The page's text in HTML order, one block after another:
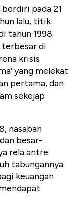
berdiri pada 21
lalu, titik
tahun 1998.
terbesar di
krisis
yang melekat
pertama, dan
sekejap
nasabah
besar-
rela antre
tabungannya.
keuangan